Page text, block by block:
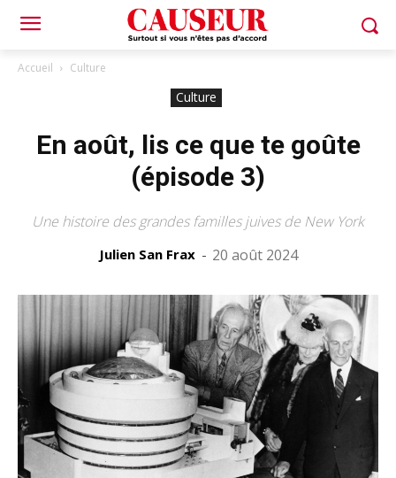
Accueil Culture
Culture
En août, lis ce que te goûte
(épisode 3)
Une histoire des grandes familles juives de New York
Julien San Frax - 20 août 2024